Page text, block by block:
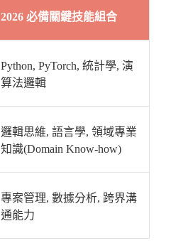
2026 必備關鍵技能組合
Python, PyTorch, 統計學, 演
算法邏輯
邏輯思維, 語言學, 領域專業
知識(Domain Know-how)
專案管理, 數據分析, 跨界溝
通能力